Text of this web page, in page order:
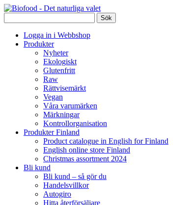
Logga in i Webbshop
Produkter
Nyheter
Ekologiskt
Glutenfritt
Raw
Rättvisemärkt
Vegan
Våra varumärken
Märkningar
Kontrollorganisation
Produkter Finland
Product catalogue in English for Finland
English online store Finland
Christmas assortment 2024
Bli kund
Bli kund – så gör du
Handelsvillkor
Autogiro
Hitta återförsäljare